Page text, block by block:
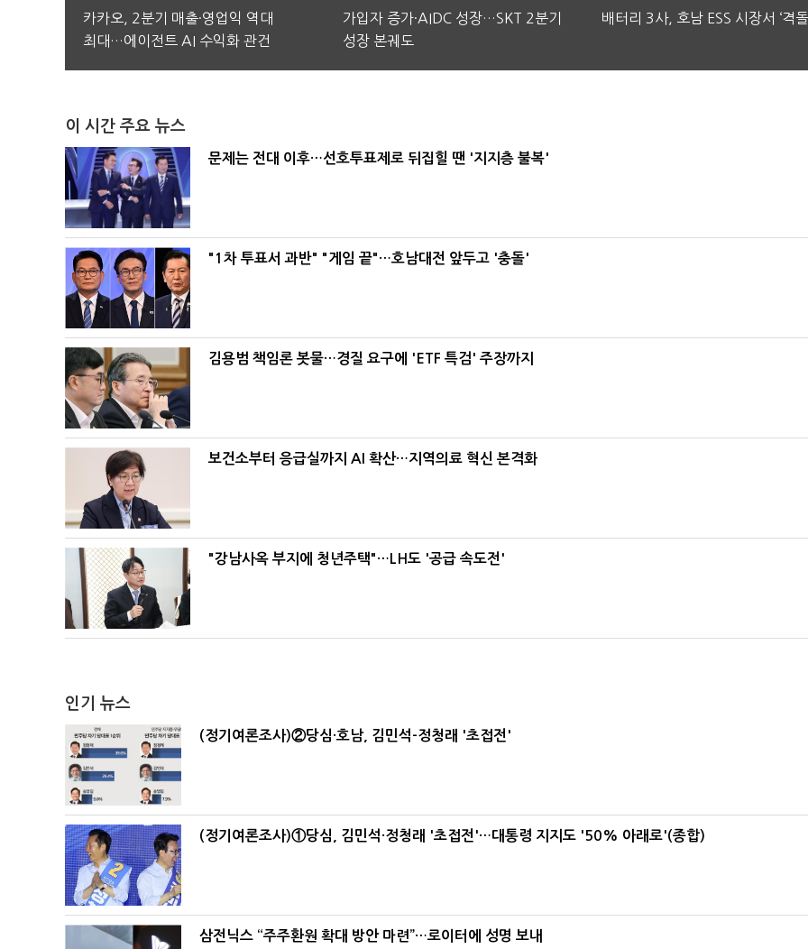
카카오, 2분기 매출·영업익 역대
최대…에이전트 AI 수익화 관건
가입자 증가·AIDC 성장…SKT 2분기
성장 본궤도
배터리 3사, 호남 ESS 시장서 ‘격돌
이 시간 주요 뉴스
문제는 전대 이후…선호투표제로 뒤집힐 땐 '지지층 불복'
"1차 투표서 과반" "게임 끝"…호남대전 앞두고 '충돌'
김용범 책임론 봇물…경질 요구에 'ETF 특검' 주장까지
보건소부터 응급실까지 AI 확산…지역의료 혁신 본격화
"강남사옥 부지에 청년주택"…LH도 '공급 속도전'
인기 뉴스
(정기여론조사)②당심·호남, 김민석-정청래 '초접전'
(정기여론조사)①당심, 김민석·정청래 '초접전'…대통령 지지도 '50% 아래로'(종합)
삼전닉스 “주주환원 확대 방안 마련”…로이터에 성명 보내